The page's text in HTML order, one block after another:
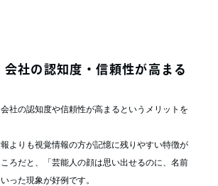
社の認知度・信頼性が高まる
社の認知度や信頼性が高まるというメリットを
よりも視覚情報の方が記憶に残りやすい特徴が
ろだと、「芸能人の顔は思い出せるのに、名前
った現象が好例です。